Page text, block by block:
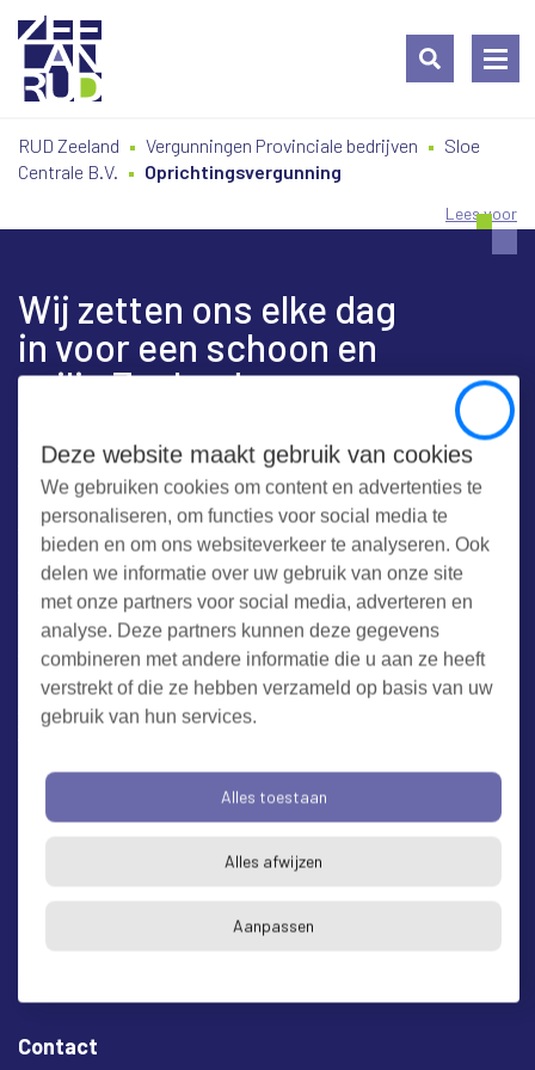
Close
Deze website maakt gebruik van cookies
We gebruiken cookies om content en advertenties te
personaliseren, om functies voor social media te
bieden en om ons websiteverkeer te analyseren. Ook
delen we informatie over uw gebruik van onze site
met onze partners voor social media, adverteren en
analyse. Deze partners kunnen deze gegevens
combineren met andere informatie die u aan ze heeft
verstrekt of die ze hebben verzameld op basis van uw
gebruik van hun services.
Alles toestaan
Alles afwijzen
Aanpassen
naar
naarRUD Zeeland Vergunningen Provinciale bedrijven
Sloe
Centrale B.V.
Oprichtingsvergunning
Lees voor
Wij zetten ons elke dag
in voor een schoon en
veilig Zeeland
Contact
Werken bij RUD Zeeland
Milieuklacht melden
Algemene voorwaarden
Toegankelijkheid
Bezoekadres en postadres
* op afspraak
RUD Zeeland
Buitenruststraat 6
Contact